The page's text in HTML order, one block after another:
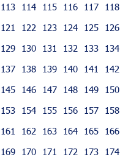
113 114 115 116 117
118
121 122 123 124 125
126
129 130 131 132 133
134
137 138 139 140 141
142
145 146 147 148 149
150
153 154 155 156 157
158
161 162 163 164 165
166
169 170 171 172 173
174